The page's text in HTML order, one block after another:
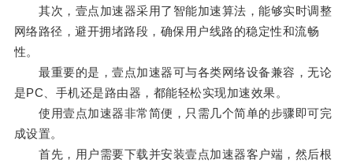
其次，壹点加速器采用了智能加速算法，能够实时调整
网络路径，避开拥堵路段，确保用户线路的稳定性和流畅
性。
最重要的是，壹点加速器可与各类网络设备兼容，无论
是PC、手机还是路由器，都能轻松实现加速效果。
使用壹点加速器非常简便，只需几个简单的步骤即可完
成设置。
首先，用户需要下载并安装壹点加速器客户端，然后根